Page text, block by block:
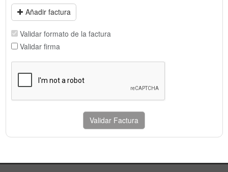
Añadir factura
Validar formato de la factura
Validar firma
Validar Factura